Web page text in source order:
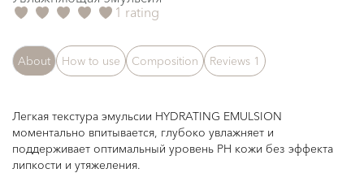
1 rating
About How to use Composition Reviews 1
Легкая текстура эмульсии HYDRATING EMULSION
моментально впитывается, глубоко увлажняет и
поддерживает оптимальный уровень РН кожи без эффекта
липкости и утяжеления.